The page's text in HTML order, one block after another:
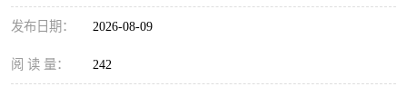
发布日期： 2026-08-09
阅 读 量： 242